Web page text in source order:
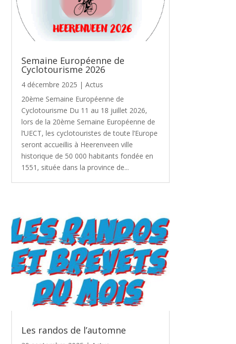
Semaine Européenne de
Cyclotourisme 2026
4 décembre 2025 | Actus
20ème Semaine Européenne de
Cyclotourisme Du 11 au 18 juillet 2026,
lors de la 20ème Semaine Européenne de
l’UECT, les cyclotouristes de toute l’Europe
seront accueillis à Heerenveen ville
historique de 50 000 habitants fondée en
1551, située dans la province de...
Les randos de l’automne